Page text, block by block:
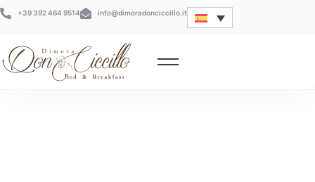
+39 392 464 9514 info@dimoradonciccillo.it